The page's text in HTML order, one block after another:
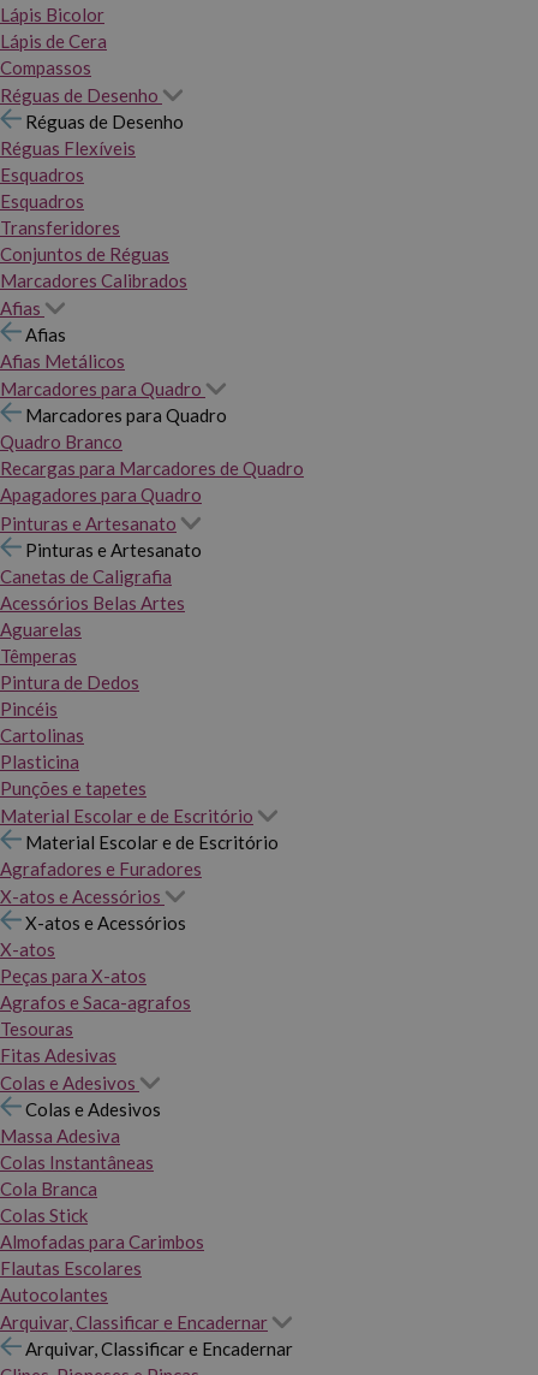
Lápis Bicolor
Lápis de Cera
Compassos
Réguas de Desenho
Réguas de Desenho
Réguas Flexíveis
Esquadros
Esquadros
Transferidores
Conjuntos de Réguas
Marcadores Calibrados
Afias
Afias
Afias Metálicos
Marcadores para Quadro
Marcadores para Quadro
Quadro Branco
Recargas para Marcadores de Quadro
Apagadores para Quadro
Pinturas e Artesanato
Pinturas e Artesanato
Canetas de Caligrafia
Acessórios Belas Artes
Aguarelas
Têmperas
Pintura de Dedos
Pincéis
Cartolinas
Plasticina
Punções e tapetes
Material Escolar e de Escritório
Material Escolar e de Escritório
Agrafadores e Furadores
X-atos e Acessórios
X-atos e Acessórios
X-atos
Peças para X-atos
Agrafos e Saca-agrafos
Tesouras
Fitas Adesivas
Colas e Adesivos
Colas e Adesivos
Massa Adesiva
Colas Instantâneas
Cola Branca
Colas Stick
Almofadas para Carimbos
Flautas Escolares
Autocolantes
Arquivar, Classificar e Encadernar
Arquivar, Classificar e Encadernar